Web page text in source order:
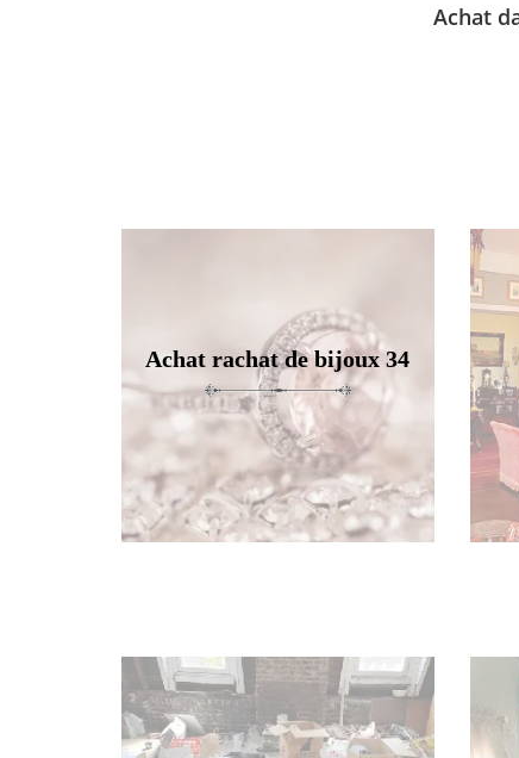
Achat
Achat rachat de bijoux 34